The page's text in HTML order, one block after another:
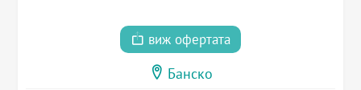
виж офертата
Банско